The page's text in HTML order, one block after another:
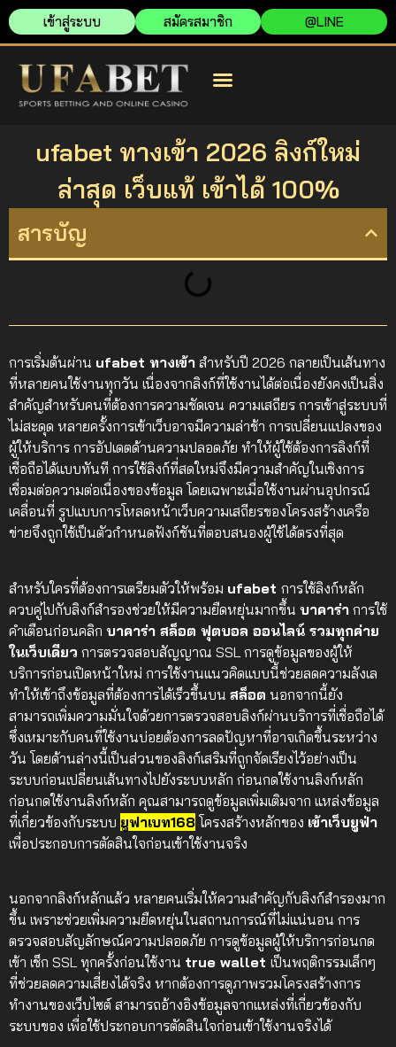
เข้าสู่ระบบ สมัครสมาชิก @LINE
ufabet ทางเข้า 2026 ลิงก์ใหม่
ล่าสุด เว็บแท้ เข้าได้ 100%
สารบัญ
การเริ่มต้นผ่าน ufabet ทางเข้า สำหรับปี 2026 กลายเป็นเส้นทาง
ที่หลายคนใช้งานทุกวัน เนื่องจากลิงก์ที่ใช้งานได้ต่อเนื่องยังคงเป็นสิ่ง
สำคัญสำหรับคนที่ต้องการความชัดเจน ความเสถียร การเข้าสู่ระบบที่
ไม่สะดุด หลายครั้งการเข้าเว็บอาจมีความล่าช้า การเปลี่ยนแปลงของ
ผู้ให้บริการ การอัปเดตด้านความปลอดภัย ทำให้ผู้ใช้ต้องการลิงก์ที่
เชื่อถือได้แบบทันที การใช้ลิงก์ที่สดใหม่จึงมีความสำคัญในเชิงการ
เชื่อมต่อความต่อเนื่องของข้อมูล โดยเฉพาะเมื่อใช้งานผ่านอุปกรณ์
เคลื่อนที่ รูปแบบการโหลดหน้าเว็บความเสถียรของโครงสร้างเครือ
ข่ายจึงถูกใช้เป็นตัวกำหนดฟังก์ชันที่ตอบสนองผู้ใช้ได้ตรงที่สุด
สำหรับใครที่ต้องการเตรียมตัวให้พร้อม ufabet การใช้ลิงก์หลัก
ควบคู่ไปกับลิงก์สำรองช่วยให้มีความยืดหยุ่นมากขึ้น บาคาร่า การใช้
คำเตือนก่อนคลิก บาคาร่า สล็อต ฟุตบอล ออนไลน์ รวมทุกค่าย
ในเว็บเดียว การตรวจสอบสัญญาณ SSL การดูข้อมูลของผู้ให้
บริการก่อนเปิดหน้าใหม่ การใช้งานแนวคิดแบบนี้ช่วยลดความลังเล
ทำให้เข้าถึงข้อมูลที่ต้องการได้เร็วขึ้นบน สล็อต นอกจากนี้ยัง
สามารถเพิ่มความมั่นใจด้วยการตรวจสอบลิงก์ผ่านบริการที่เชื่อถือได้
ซึ่งเหมาะกับคนที่ใช้งานบ่อยต้องการลดปัญหาที่อาจเกิดขึ้นระหว่าง
วัน โดยด้านล่างนี้เป็นส่วนของลิงก์เสริมที่ถูกจัดเรียงไว้อย่างเป็น
ระบบก่อนเปลี่ยนเส้นทางไปยังระบบหลัก ก่อนกดใช้งานลิงก์หลัก
ก่อนกดใช้งานลิงก์หลัก คุณสามารถดูข้อมูลเพิ่มเติมจาก แหล่งข้อมูล
ที่เกี่ยวข้องกับระบบ ยูฟาเบท168 โครงสร้างหลักของ เข้าเว็บยูฟ่า
เพื่อประกอบการตัดสินใจก่อนเข้าใช้งานจริง
นอกจากลิงก์หลักแล้ว หลายคนเริ่มให้ความสำคัญกับลิงก์สำรองมาก
ขึ้น เพราะช่วยเพิ่มความยืดหยุ่นในสถานการณ์ที่ไม่แน่นอน การ
ตรวจสอบสัญลักษณ์ความปลอดภัย การดูข้อมูลผู้ให้บริการก่อนกด
เข้า เช็ก SSL ทุกครั้งก่อนใช้งาน true wallet เป็นพฤติกรรมเล็กๆ
ที่ช่วยลดความเสี่ยงได้จริง หากต้องการดูภาพรวมโครงสร้างการ
ทำงานของเว็บไซต์ สามารถอ้างอิงข้อมูลจากแหล่งที่เกี่ยวข้องกับ
ระบบของ เพื่อใช้ประกอบการตัดสินใจก่อนเข้าใช้งานจริงได้